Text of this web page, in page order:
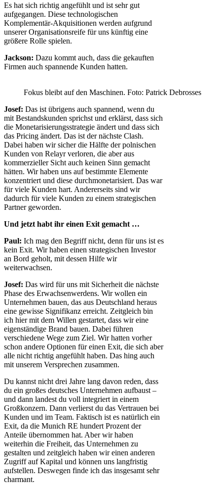
Es hat sich richtig angefühlt und ist sehr gut
aufgegangen. Diese technologischen
Komplementär-Akquisitionen werden aufgrund
unserer Organisationsreife für uns künftig eine
größere Rolle spielen.
Jackson: Dazu kommt auch, dass die gekauften
Firmen auch spannende Kunden hatten.
Fokus bleibt auf den Maschinen. Foto: Patrick Debrosses
Josef: Das ist übrigens auch spannend, wenn du
mit Bestandskunden sprichst und erklärst, dass sich
die Monetarisierungsstrategie ändert und dass sich
das Pricing ändert. Das ist der nächste Clash.
Dabei haben wir sicher die Hälfte der polnischen
Kunden von Relayr verloren, die aber aus
kommerzieller Sicht auch keinen Sinn gemacht
hätten. Wir haben uns auf bestimmte Elemente
konzentriert und diese durchmonetarisiert. Das war
für viele Kunden hart. Andererseits sind wir
dadurch für viele Kunden zu einem strategischen
Partner geworden.
Und jetzt habt ihr einen Exit gemacht …
Paul: Ich mag den Begriff nicht, denn für uns ist es
kein Exit. Wir haben einen strategischen Investor
an Bord geholt, mit dessen Hilfe wir
weiterwachsen.
Josef: Das wird für uns mit Sicherheit die nächste
Phase des Erwachsenwerdens. Wir wollen ein
Unternehmen bauen, das aus Deutschland heraus
eine gewisse Signifikanz erreicht. Zeitgleich bin
ich hier mit dem Willen gestartet, dass wir eine
eigenständige Brand bauen. Dabei führen
verschiedene Wege zum Ziel. Wir hatten vorher
schon andere Optionen für einen Exit, die sich aber
alle nicht richtig angefühlt haben. Das hing auch
mit unserem Versprechen zusammen.
Du kannst nicht drei Jahre lang davon reden, dass
du ein großes deutsches Unternehmen aufbaust –
und dann landest du voll integriert in einem
Großkonzern. Dann verlierst du das Vertrauen bei
Kunden und im Team. Faktisch ist es natürlich ein
Exit, da die Munich RE hundert Prozent der
Anteile übernommen hat. Aber wir haben
weiterhin die Freiheit, das Unternehmen zu
gestalten und zeitgleich haben wir einen anderen
Zugriff auf Kapital und können uns langfristig
aufstellen. Deswegen finde ich das insgesamt sehr
charmant.